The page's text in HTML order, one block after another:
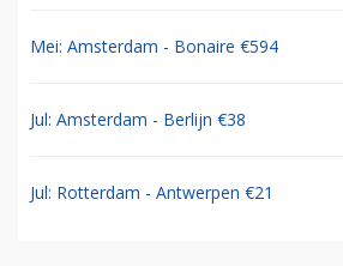
Mei: Amsterdam - Bonaire €594
Jul: Amsterdam - Berlijn €38
Jul: Rotterdam - Antwerpen €21